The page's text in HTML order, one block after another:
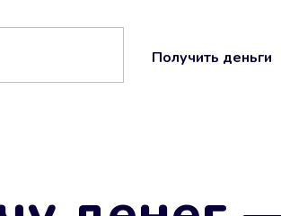
Получить деньги